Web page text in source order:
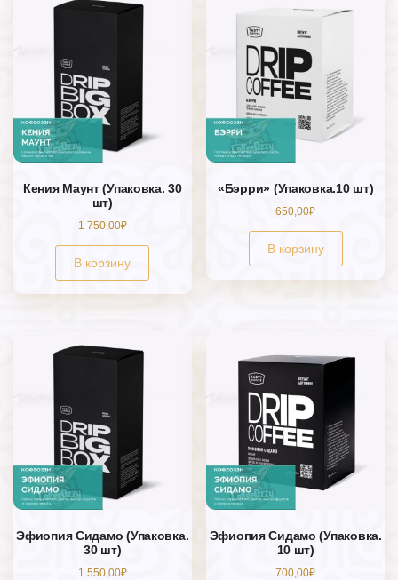
Кения Маунт (Упаковка. 30
шт)
1 750,00₽
В корзину
«Бэрри» (Упаковка.10 шт)
650,00₽
В корзину
Эфиопия Сидамо (Упаковка.
30 шт)
1 550,00₽
Эфиопия Сидамо (Упаковка.
10 шт)
700,00₽